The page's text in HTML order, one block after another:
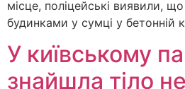
місце, поліцейські виявили,
будинками у сумці у бетонній
У київському
знайшла тіло